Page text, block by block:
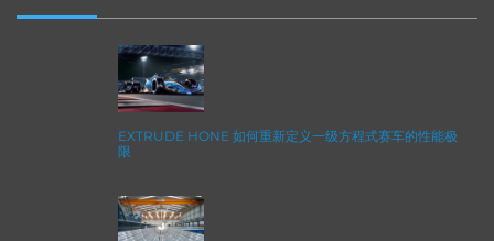
EXTRUDE HONE 如何重新定义一级方程式赛车的性能极
限